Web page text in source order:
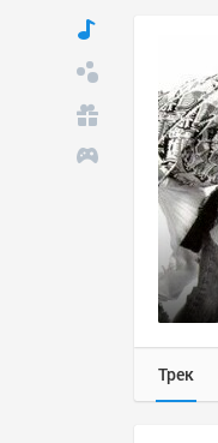
Трек